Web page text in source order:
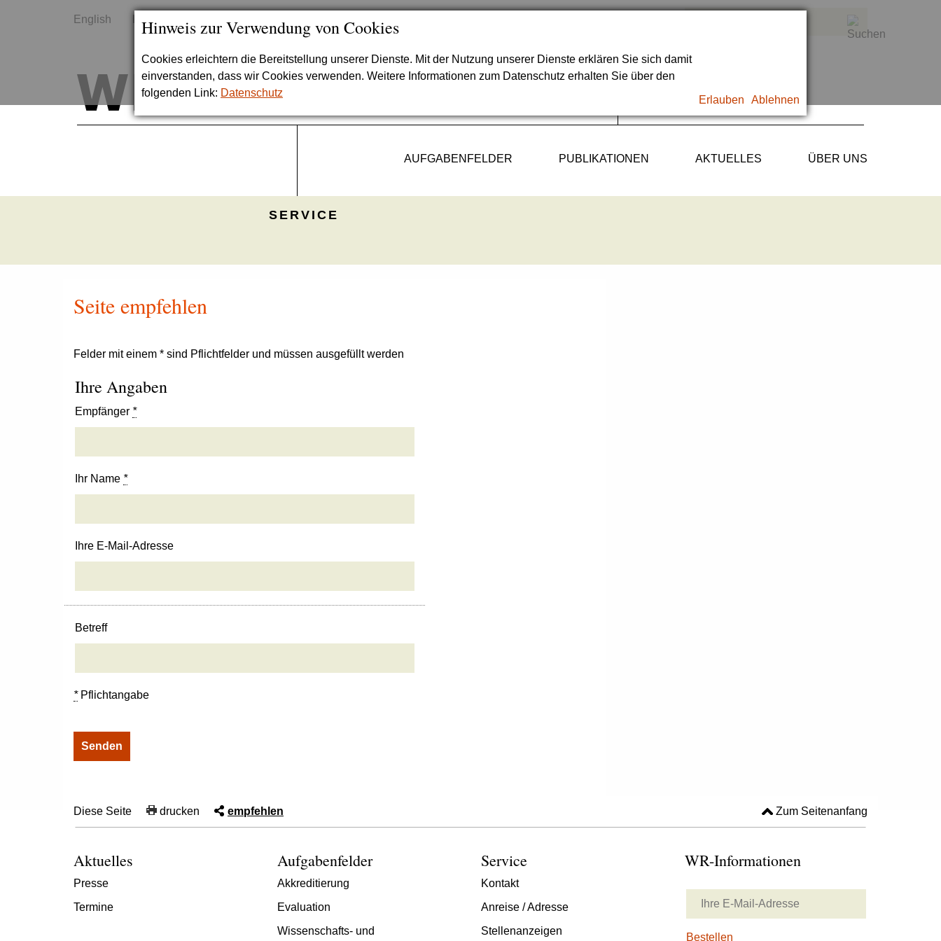
Hinweis zur Verwendung von Cookies
Cookies erleichtern die Bereitstellung unserer Dienste. Mit der Nutzung unserer Dienste erklären Sie sich damit
einverstanden, dass wir Cookies verwenden. Weitere Informationen zum Datenschutz erhalten Sie über den
folgenden Link: Datenschutz
Erlauben Ablehnen
English
AUFGABENFELDER PUBLIKATIONEN AKTUELLES ÜBER UNS
SERVICE
Seite empfehlen
Felder mit einem * sind Pflichtfelder und müssen ausgefüllt werden
Ihre Angaben
Empfänger *
Ihr Name *
Ihre E-Mail-Adresse
Betreff
*Pflichtangabe
Diese Seite drucken empfehlen Zum Seitenanfang
Aktuelles
Presse
Termine
Aufgabenfelder
Akkreditierung
Evaluation
Wissenschafts- und
Service
Kontakt
Anreise / Adresse
Stellenanzeigen
WR-Informationen